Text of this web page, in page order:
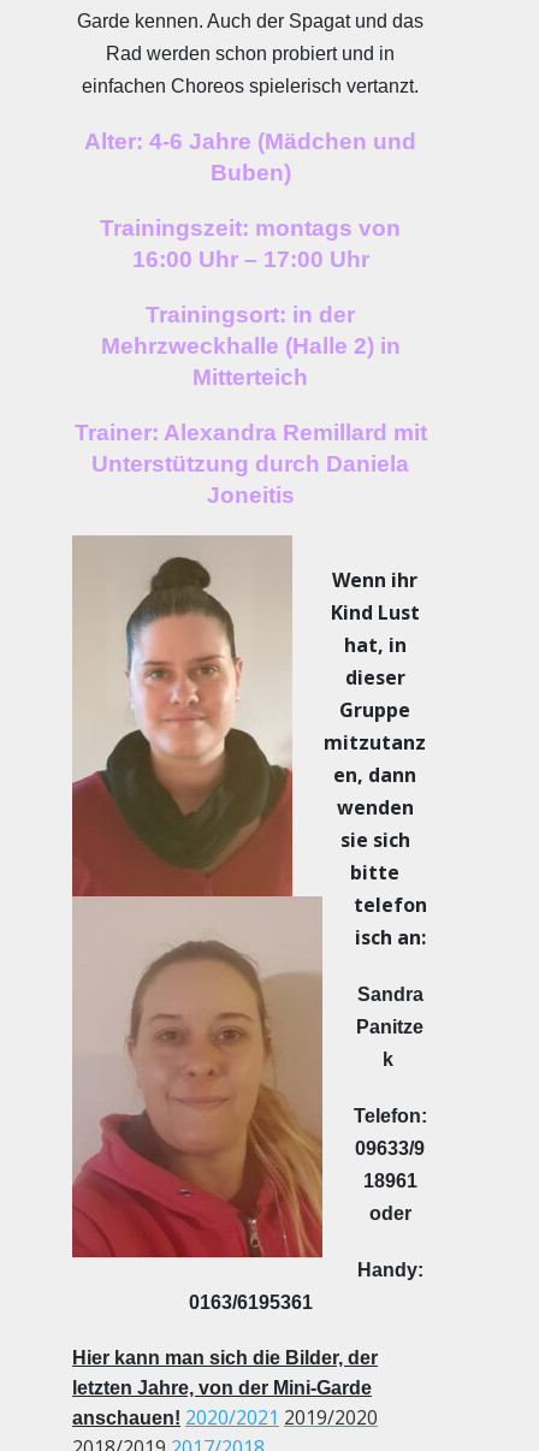
Garde kennen. Auch der Spagat und das
Rad werden schon probiert und in
einfachen Choreos spielerisch vertanzt.
Alter: 4-6 Jahre (Mädchen und
Buben)
Trainingszeit: montags von
16:00 Uhr – 17:00 Uhr
Trainingsort: in der
Mehrzweckhalle (Halle 2) in
Mitterteich
Trainer: Alexandra Remillard mit
Unterstützung durch Daniela
Joneitis
Wenn ihr
Kind Lust
hat, in
dieser
Gruppe
mitzutanz
en, dann
wenden
sie sich
bitte
telefon
isch an:
Sandra
Panitze
k
Telefon:
09633/9
18961
oder
Handy:
0163/6195361
Hier kann man sich die Bilder, der
letzten Jahre, von der Mini-Garde
anschauen! 2020/2021 2019/2020